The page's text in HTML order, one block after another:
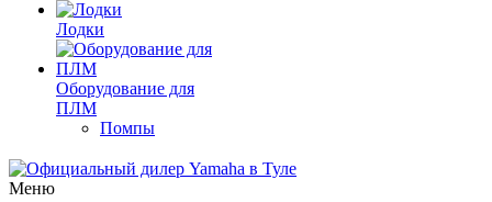
Лодки
Оборудование для
ПЛМ
Помпы
Меню